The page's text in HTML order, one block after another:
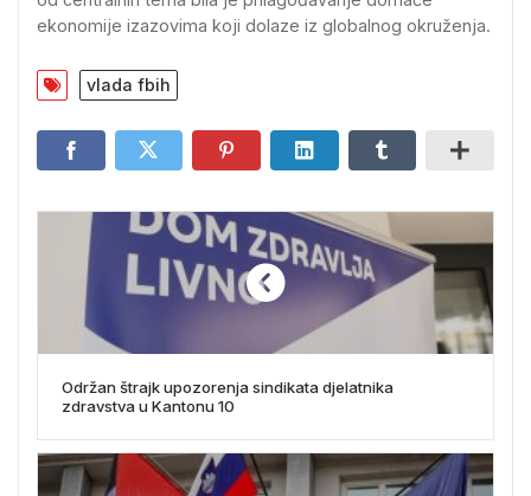
ekonomije izazovima koji dolaze iz globalnog okruženja.
vlada fbih
Održan štrajk upozorenja sindikata djelatnika
zdravstva u Kantonu 10